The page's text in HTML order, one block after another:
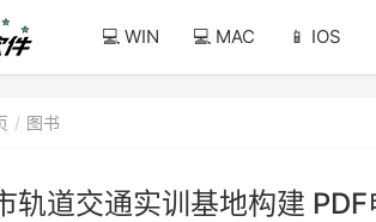
💻 WIN 💻 MAC 📱 IOS
图书
轨道交通实训基地构建 PDF